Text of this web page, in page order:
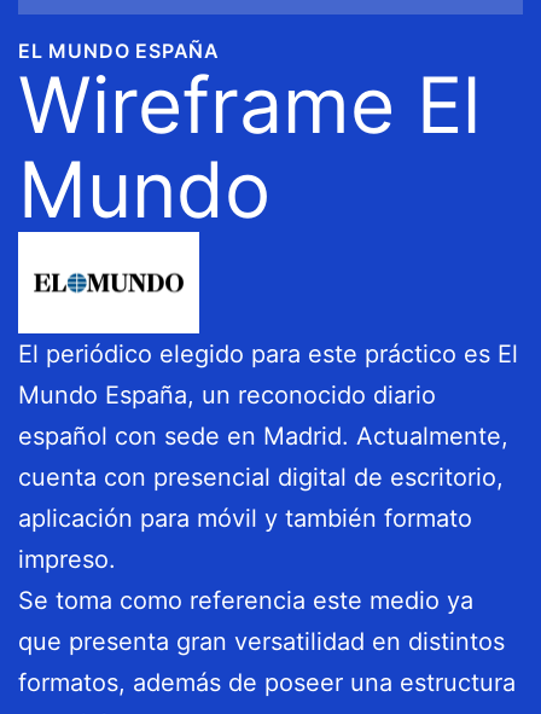
EL MUNDO ESPAÑA
Wireframe El
Mundo
El periódico elegido para este práctico es El
Mundo España, un reconocido diario
español con sede en Madrid. Actualmente,
cuenta con presencial digital de escritorio,
aplicación para móvil y también formato
impreso.
Se toma como referencia este medio ya
que presenta gran versatilidad en distintos
formatos, además de poseer una estructura